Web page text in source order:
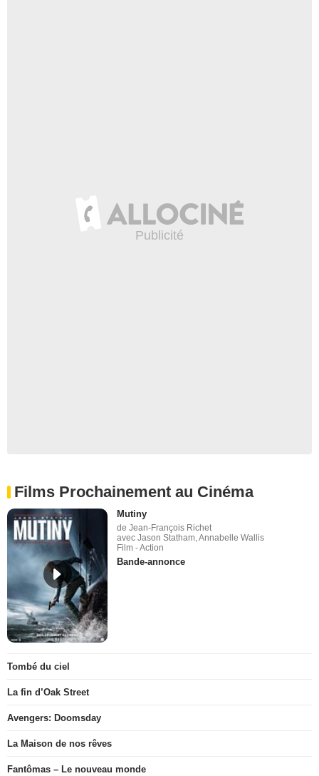
Films Prochainement au Cinéma
Mutiny
de Jean-François Richet
avec Jason Statham, Annabelle Wallis
Film - Action
Bande-annonce
Tombé du ciel
La fin d’Oak Street
Avengers: Doomsday
La Maison de nos rêves
Fantômas – Le nouveau monde